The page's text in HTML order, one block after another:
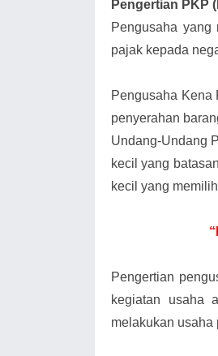
Pengertian PKP
Pengusaha
pajak kepada
Pengusaha Kena
penyerahan
Undang-Undang
kecil yang
kecil yang
Pengertian
kegiatan usaha
melakukan usaha